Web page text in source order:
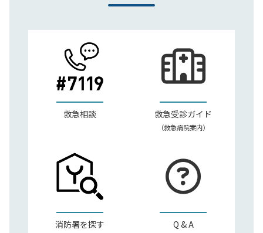
救急相談 救急受診ガイド
（救急病院案内）
消防署を探す Q & A